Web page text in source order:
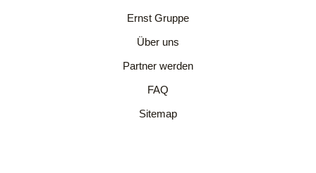
Ernst Gruppe
Über uns
Partner werden
FAQ
Sitemap